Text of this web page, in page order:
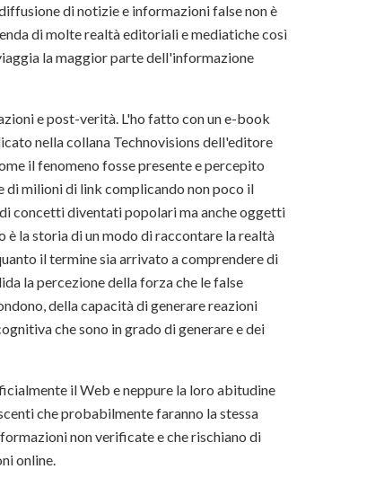
di notizie e informazioni false non è
di molte realtà editoriali e mediatiche così
la maggior parte dell'informazione
e post-verità. L'ho fatto con un e-book
nella collana Technovisions dell'editore
il fenomeno fosse presente e percepito
di milioni di link complicando non poco il
concetti diventati popolari ma anche oggetti
è la storia di un modo di raccontare la realtà
il termine sia arrivato a comprendere di
la percezione della forza che le false
della capacità di generare reazioni
che sono in grado di generare e dei
il Web e neppure la loro abitudine
che probabilmente faranno la stessa
non verificate e che rischiano di
online.